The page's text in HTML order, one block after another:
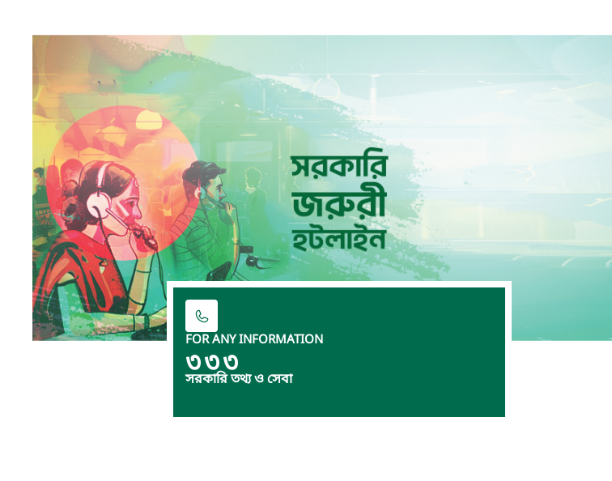
FOR ANY INFORMATION
৩৩৩
সরকারি তথ্য ও সেবা